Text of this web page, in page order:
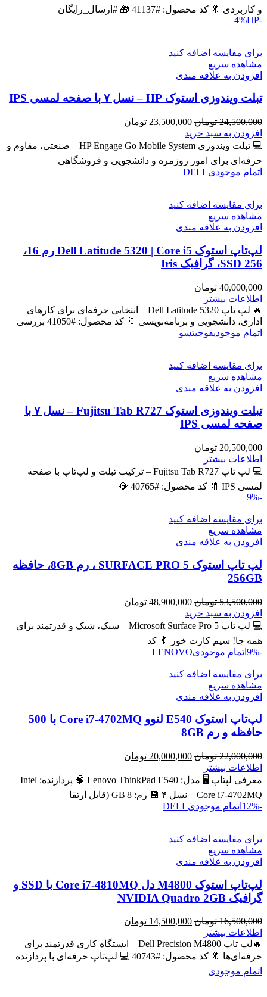
است.
و کاربردی 🔖 کد محصول: #41137 🎁 #ارسال_رایگان
-4%
HP
برای مقایسه اضافه کنید
مشاهده سریع
افزودن به علاقه مندی
تبلت ویندوزی استوک HP – نسل ۷ با صفحه لمسی IPS
24,500,000 تومان قیمت
اصلی
24,500,000 تومان
23,500,000 تومان
23,500,000 تومان
افزودن به سبد خرید
💻 تبلت ویندوزی HP Engage Go Mobile System – صنعتی، مقاوم و
حرفه‌ای برای امور روزمره و دانشجویی و فروشگاهی
اتمام موجودیDELL
برای مقایسه اضافه کنید
مشاهده سریع
افزودن به علاقه مندی
لپ‌تاپ استوک Dell Latitude 5320 | Core i5 رم 16،
SSD 256، گرافیک Iris
40,000,000 تومان
اطلاعات بیشتر
🔥 لپ تاپ Dell Latitude 5320 – انتخابی حرفه‌ای برای کارهای
اداری، دانشجویی و برنامه‌نویسی 🔖 کد محصول: #41050 بررسی
اتمام موجودیفوجیتسو
برای مقایسه اضافه کنید
مشاهده سریع
افزودن به علاقه مندی
تبلت ویندوزی استوک Fujitsu Tab R727 – نسل ۷ با
صفحه لمسی IPS
20,500,000 تومان
اطلاعات بیشتر
💻 لپ تاپ Fujitsu Tab R727 – ترکیب تبلت و لپ‌تاپ با صفحه
لمسی IPS 🔖 کد محصول: #40765 💎
-9%
برای مقایسه اضافه کنید
مشاهده سریع
افزودن به علاقه مندی
لپ تاپ استوک SURFACE PRO 5 ، رم 8GB، حافظه
256GB
53,500,000 تومان قیمت
اصلی
53,500,000 تومان
48,900,000 تومان
48,900,000 تومان
افزودن به سبد خرید
💻 لپ تاپ Microsoft Surface Pro 5 – سبک، شیک و قدرتمند برای
همه جا! سیم کارت خور 🔖 کد
-9%
اتمام موجودیLENOVO
برای مقایسه اضافه کنید
مشاهده سریع
افزودن به علاقه مندی
لپ‌تاپ استوک E540 لنوو Core i7-4702MQ با 500
حافظه و رم 8GB
22,000,000 تومان قیمت
22,000,000 تومان
20,000,000 تومان
20,000,000 تومان
است.
اطلاعات بیشتر
معرفی لپتاپ 🖥️ مدل: Lenovo ThinkPad E540 🧠 پردازنده: Intel
Core i7‑4702MQ – نسل ۴ 💾 رم: 8 GB (قابل ارتقا
-12%
اتمام موجودیDELL
برای مقایسه اضافه کنید
مشاهده سریع
افزودن به علاقه مندی
لپ‌تاپ استوک M4800 دل Core i7-4810MQ با SSD و
گرافیک NVIDIA Quadro 2GB
16,500,000 تومان قیمت
16,500,000 تومان
بود.
14,500,000 تومان
14,500,000 تومان
است.
اطلاعات بیشتر
🔥لپ تاپ Dell Precision M4800 – ایستگاه کاری قدرتمند برای
حرفه‌ای‌ها 🔖 کد محصول: #40743 💻 لپ‌تاپ حرفه‌ای با پردازنده
اتمام موجودی